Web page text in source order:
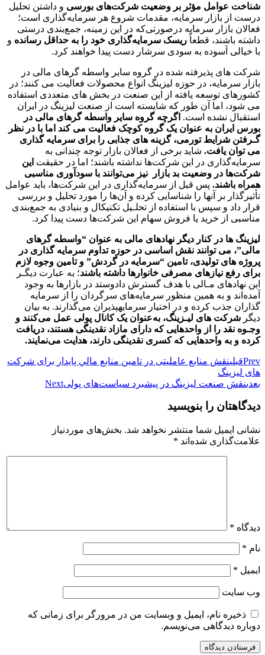
شناخت عوامل مؤثر بر وضعیت شرکت‌های بورسی و داشتن تحلیل
درست از بازار سرمایه، مقدمات شروع هر سرمایه‌گذاری است؛
فعالان بازار سرمایه درصورتی‌که در این زمینه، جمع‌بندی درستی
داشته باشند، قطعاً ریسک سرمایه‌گذاری خود را به حداقل رسانده‌ و
با خیالی آسوده به سودی سرشار دست پیدا خواهند کرد.
شرکت ­های پذیرفته شده در گروه سایر واسطه­ گرهای مالی در
بازار سرمایه، در حوزه لیزینگ انواع محصولات فعالیت می­ کنند؛ در
کشورهای توسعه یافته از این صنعت در بخش ­های متعددی استفاده
می­ شود، اما آن طور که شایسته است از صنعت لیزینگ در ایران
استقبال نشده است. اگرچه گروه سایر واسطه­ گرهای مالی در
بورس ایران به عنوان یک گروه کوچک فعالیت می­ کند اما با در نظر
گـرفتن شرایط تورمی، گزینه ­های جذابی را برای سرمایه ­گذاری
می­ توان یافت. شاید برخی از فعالان بازار توجه چندانی به
سرمایه‌گذاری در این شرکت‌ها نداشته باشند؛ اما در حقیقت این
شرکت‌ها در وضعیت بد بازار نیز می‌توانند با سودآوری مناسبی
همراه باشند. پس قبل از سرمایه‌گذاری در این شرکت‌ها، باید عوامل
تأثیرگذار بر آن­ها را شناسایی کرده و آن‌ها را مورد تحلیل و بررسی
قرار داد و سپس با استفاده از تحلـیل تکنیکال و بنیادی به جمع‌بندی
مناسبی از خرید یا فروش سهام این شرکت‌ها دست پیدا کرد.
لیزینگ ­ها در کنار دیگر نهادهای مالی به عنوان “واسطه­ گرهای
مالی”، می­ توانند نقش اساسی در حوزه تداوم سرمایه ­گذاری در
پروژه­ های تولیدی، تامین “سرمایه در گردش” و تامین وجوه لازم
برای رفع نیازهای مصرفی خانوارها داشته باشند؛ به عبارت دیگـر
این نهادهای مـالی با هدف گسترش دادوستد در بازارها به وجود
آمده‌اند و به‌ همین‌ منظور سرمایه­‌ها‌ی سرگردان را از سرمایه
‌گذاران جذب کرده و در اختیار سرمایه­پذیران می­‌گذارند. به ‌بیان
‌دیگر شرکت­ های لیـزینگ، به‌عنوان یک کانال پولی عمل می‌کنند و
وجـوه نقد را از واحدهایی که دارای مازاد نقدینگی هستند، دریافت
کرده و به واحدهایی که کسری نقدینگی دارند، هدایت می‌نمایند.
Prevقبلینقش منابع عاملیتی در تامين منابع مالي پایدار برای شرکت
های لیزینگ
بعدینقش صنعت لیزینگ در پیشبرد سیاست‌های پولیNext
دیدگاهتان را بنویسید
نشانی ایمیل شما منتشر نخواهد شد. بخش‌های موردنیاز
علامت‌گذاری شده‌اند *
دیدگاه *
نام *
ایمیل *
وب‌ سایت
ذخیره نام، ایمیل و وبسایت من در مرورگر برای زمانی که
دوباره دیدگاهی می‌نویسم.